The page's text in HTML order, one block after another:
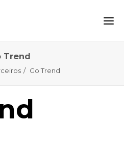
ESPECIALIZADO
Trend
Go Trend